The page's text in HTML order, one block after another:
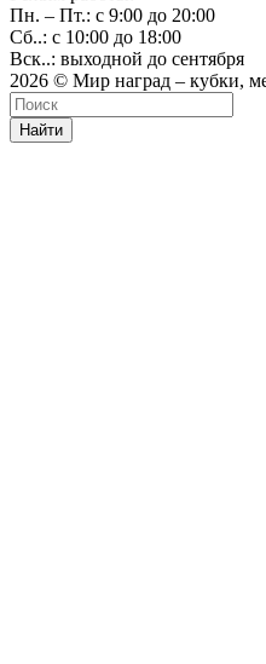
Пн. – Пт.: с 9:00 до 20:00
Сб..: с 10:00 до 18:00
Вск..: выходной до сентября
2026 © Мир наград – кубки,
Найти